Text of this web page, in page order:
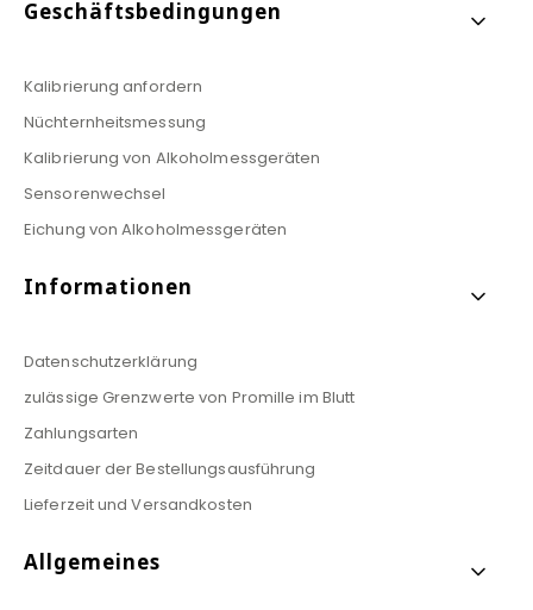
Geschäftsbedingungen
Kalibrierung anfordern
Nüchternheitsmessung
Kalibrierung von Alkoholmessgeräten
Sensorenwechsel
Eichung von Alkoholmessgeräten
Informationen
Datenschutzerklärung
zulässige Grenzwerte von Promille im Blutt
Zahlungsarten
Zeitdauer der Bestellungsausführung
Lieferzeit und Versandkosten
Allgemeines